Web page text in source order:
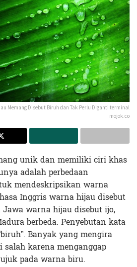
Memang Disebut Biruh dan Tak Perlu Diganti terminal
mojok.co
unik dan memiliki ciri khas
adalah perbedaan
mendeskripsikan warna
Inggris warna hijau disebut
Jawa warna hijau disebut ijo,
berbeda. Penyebutan kata
Banyak yang mengira
karena menganggap
pada warna biru.